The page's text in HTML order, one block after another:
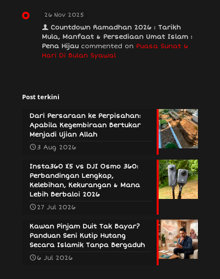
26 Nov 2025
Countdown Ramadhan 2026 : Tarikh
Mula, Manfaat & Persediaan Umat Islam :
Pena Hijau commented on Puasa Sunat 6
Hari Di Bulan Syawal
Post terkini
Dari Persaraan ke Perpisahan:
Apabila Kegembiraan Bertukar
Menjadi Ujian Allah
3 Aug 2026
Insta360 X5 vs DJI Osmo 360:
Perbandingan Lengkap,
Kelebihan, Kekurangan & Mana
Lebih Berbaloi 2026
27 Jul 2026
Kawan Pinjam Duit Tak Bayar?
Panduan Seni Kutip Hutang
Secara Islamik Tanpa Bergaduh
6 Jul 2026